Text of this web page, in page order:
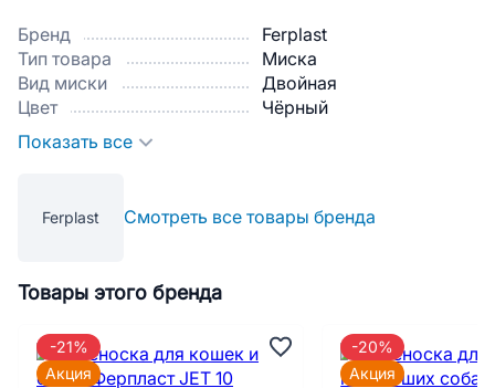
Бренд
Ferplast
Тип товара
Миска
Вид миски
Двойная
Цвет
Чёрный
Показать все
Ferplast Смотреть все товары бренда
Товары этого бренда
-21%
Акция
-20%
Акция